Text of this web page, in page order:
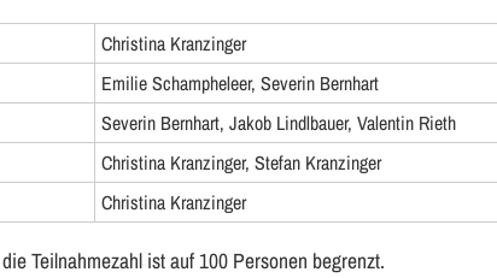
Christina Kranzinger
Emilie Schampheleer, Severin Bernhart
Severin Bernhart, Jakob Lindlbauer, Valentin Rieth
Christina Kranzinger, Stefan Kranzinger
Christina Kranzinger
Teilnahmezahl ist auf 100 Personen begrenzt.